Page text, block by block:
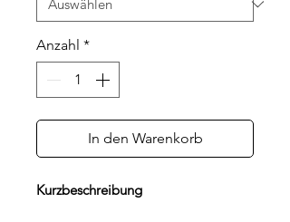
Anzahl *
In den Warenkorb
Kurzbeschreibung